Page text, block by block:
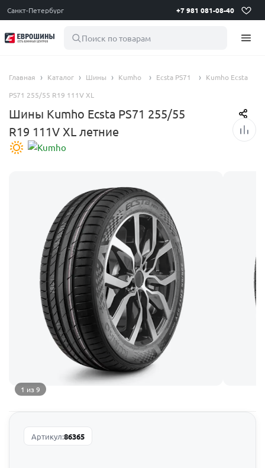
Санкт-Петербург +7 981 081-08-40
Поиск по товарам
Главная Каталог Шины Kumho Ecsta PS71
Kumho Ecsta
PS71 255/55 R19 111V XL
Шины Kumho Ecsta PS71 255/55
R19 111V XL летние
1 из 9
Артикул:86365